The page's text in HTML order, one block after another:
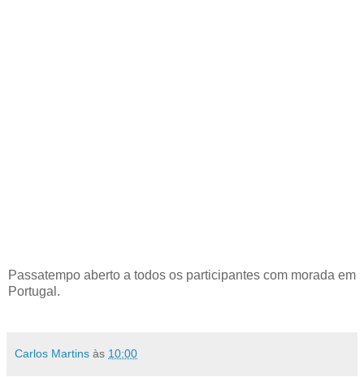
Passatempo aberto a todos os participantes com morada em
Portugal.
Carlos Martins às 10:00